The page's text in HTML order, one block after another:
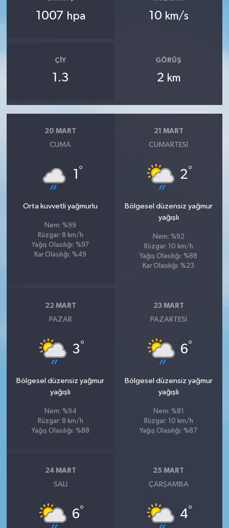
1007 hpa 10 km/s
ÇIY
1.3
GÖRÜŞ
2 km
20 MART
CUMA
1 °
Orta kuvvetli yağmurlu
Nem: %99
Rüzgar: 8 km/h
Yağış Olasılığı: %97
Kar Olasılığı: %49
21 MART
CUMARTESI
2°
Bölgesel düzensiz yağmur
yağışlı
Nem: %92
Rüzgar: 10 km/h
Yağış Olasılığı: %88
Kar Olasılığı: %23
22 MART
PAZAR
3°
Bölgesel düzensiz yağmur
yağışlı
Nem: %94
Rüzgar: 8 km/h
Yağış Olasılığı: %88
23 MART
PAZARTESI
6°
Bölgesel düzensiz yağmur
yağışlı
Nem: %81
Rüzgar: 10 km/h
Yağış Olasılığı: %87
24 MART
SALI
6°
25 MART
ÇARŞAMBA
4°